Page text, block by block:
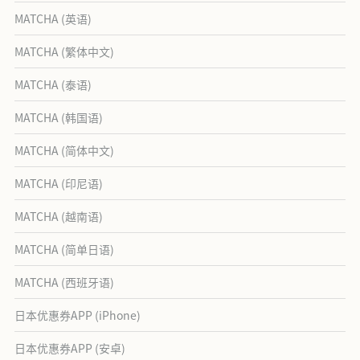
MATCHA (英语)
MATCHA (繁体中文)
MATCHA (泰语)
MATCHA (韩国语)
MATCHA (简体中文)
MATCHA (印尼语)
MATCHA (越南语)
MATCHA (简单日语)
MATCHA (西班牙语)
日本优惠券APP (iPhone)
日本优惠券APP (安卓)